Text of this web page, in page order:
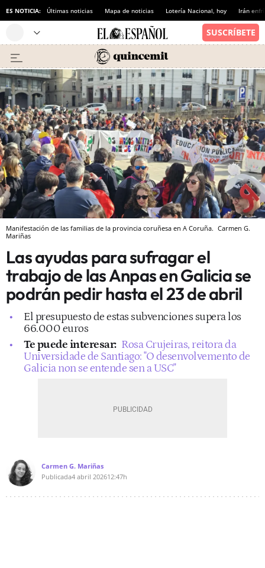
ES NOTICIA: Últimas noticias Mapa de noticias Lotería Nacional, hoy Irán
Manifestación de las familias de la provincia coruñesa en A Coruña. Carmen G.
Mariñas
Las ayudas para sufragar el
trabajo de las Anpas en Galicia se
podrán pedir hasta el 23 de abril
El presupuesto de estas subvenciones supera los
66.000 euros
Te puede interesar: Rosa Crujeiras, reitora da
Universidade de Santiago: "O desenvolvemento de
Galicia non se entende sen a USC"
Carmen G. Mariñas
Publicada4 abril 202612:47h